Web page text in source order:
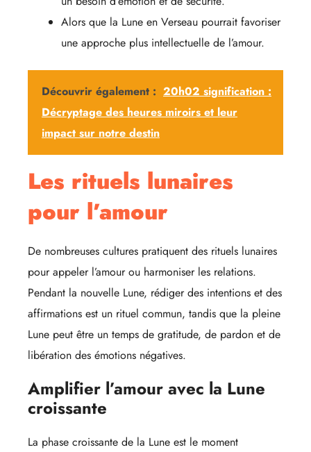
Alors que la Lune en Verseau pourrait favoriser
une approche plus intellectuelle de l’amour.
Découvrir également : 20h02 signification :
Décryptage des heures miroirs et leur
impact sur notre destin
Les rituels lunaires
pour l’amour
De nombreuses cultures pratiquent des rituels lunaires
pour appeler l’amour ou harmoniser les relations.
Pendant la nouvelle Lune, rédiger des intentions et des
affirmations est un rituel commun, tandis que la pleine
Lune peut être un temps de gratitude, de pardon et de
libération des émotions négatives.
Amplifier l’amour avec la Lune
croissante
La phase croissante de la Lune est le moment